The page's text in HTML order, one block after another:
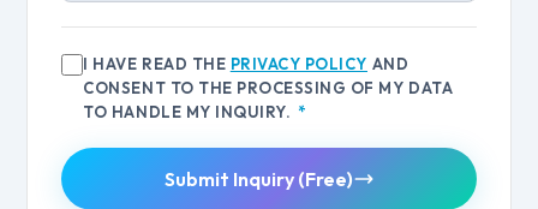
I HAVE READ THE PRIVACY POLICY AND
CONSENT TO THE PROCESSING OF MY DATA
TO HANDLE MY INQUIRY. *
Submit Inquiry (Free)